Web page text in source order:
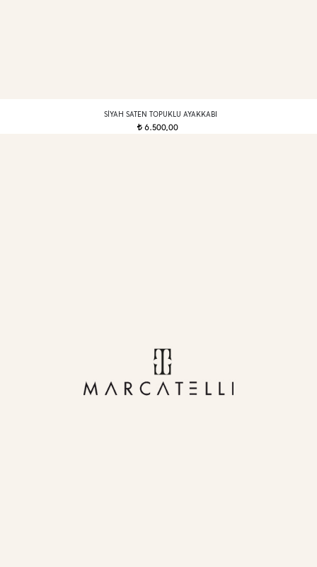
SIYAH SATEN TOPUKLU AYAKKABI
t 6.500,00